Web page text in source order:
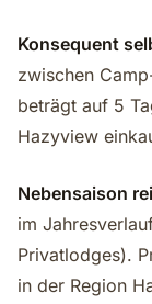
Konsequent
zwischen
beträgt auf 5
Hazyview
Nebensaison
im
Privatlodges).
in der Region